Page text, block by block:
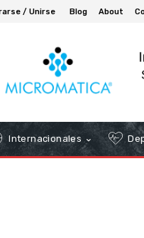
/ Unirse Blog About
Internacionales